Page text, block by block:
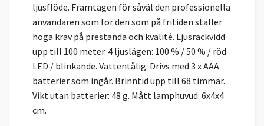
ljusflöde. Framtagen för såväl den professionella
användaren som för den som på fritiden ställer
höga krav på prestanda och kvalité. Ljusräckvidd
upp till 100 meter. 4 ljuslägen: 100 % / 50 % / röd
LED / blinkande. Vattentålig. Drivs med 3 x AAA
batterier som ingår. Brinntid upp till 68 timmar.
Vikt utan batterier: 48 g. Mått lamphuvud: 6x4x4
cm.